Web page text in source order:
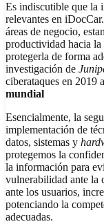
Es indiscutible que la
relevantes en
áreas de negocio,
productividad hacia la
protegerla de forma
investigación de
ciberataques en 2019
mundial
Esencialmente, la
implementación de
datos, sistemas y
protegemos la
la información para
vulnerabilidad ante la
ante los usuarios,
potenciando la
adecuadas.